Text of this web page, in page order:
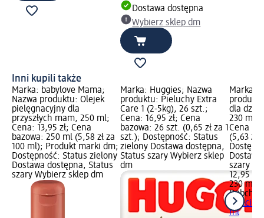
Dostawa dostępna
Wybierz sklep dm
Inni kupili także
Marka: babylove Mama;
Nazwa produktu: Olejek
pielęgnacyjny dla
przyszłych mam, 250 ml;
Cena: 13,95 zł; Cena
bazowa: 250 ml (5,58 zł za
100 ml); Produkt marki dm;
Dostępność: Status zielony
Dostawa dostępna, Status
szary Wybierz sklep dm
Marka: Huggies; Nazwa
produktu: Pieluchy Extra
Care 1 (2-5kg), 26 szt.;
Cena: 16,95 zł; Cena
bazowa: 26 szt. (0,65 zł za 1
szt.); Dostępność: Status
zielony Dostawa dostępna,
Status szary Wybierz sklep
dm
Marka:
dla
230 ml;
Cena
(5,63 zł
szary
12,95 zł
230 ml
Bübchen
dzieci
ml